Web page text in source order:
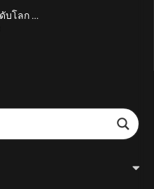
5.9อสูรยักษ์วันดับโลก Ragnarok (2013)